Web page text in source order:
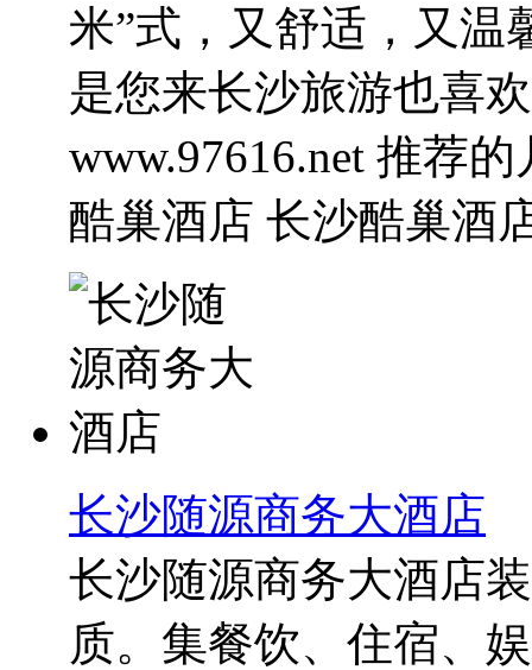
米”式，又舒适，又温
是您来长沙旅游也喜
www.97616.net 推荐
酷巢酒店 长沙酷巢酒
长沙随源商务大酒店
长沙随源商务大酒店
质。集餐饮、住宿、